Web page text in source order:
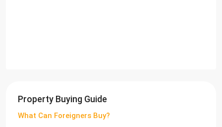
Property Buying Guide
What Can Foreigners Buy?